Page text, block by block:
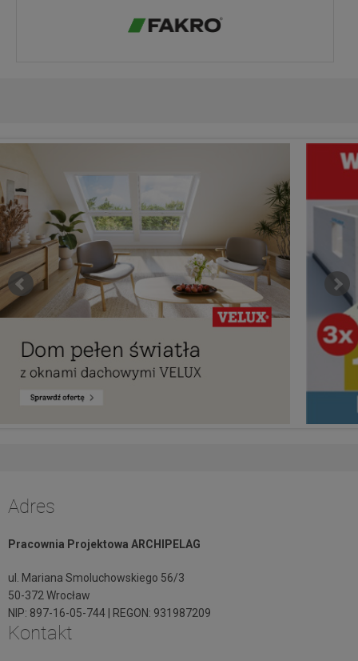
Adres
Pracownia Projektowa ARCHIPELAG
ul. Mariana Smoluchowskiego 56/3
50-372 Wrocław
NIP: 897-16-05-744 | REGON: 931987209
Kontakt